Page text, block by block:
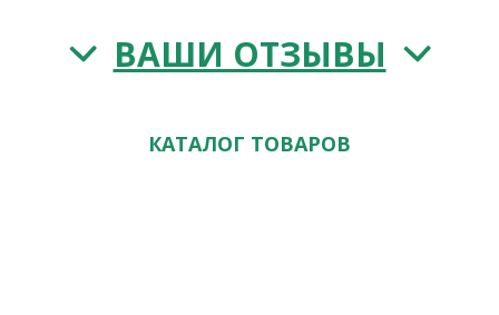
ВАШИ ОТЗЫВЫ
КАТАЛОГ ТОВАРОВ